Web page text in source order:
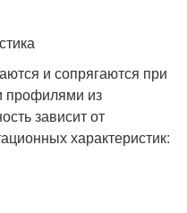
и сопрягаются при
профилями из
зависит от
характеристик: